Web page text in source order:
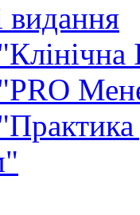
видання